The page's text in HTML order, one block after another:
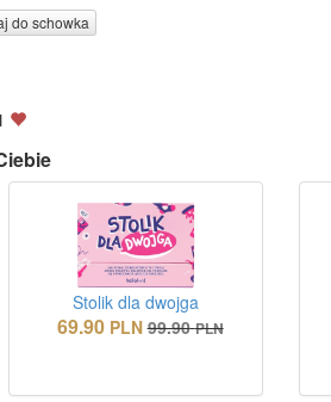
do schowka
Stolik dla dwojga
69.90 PLN 99.90 PLN